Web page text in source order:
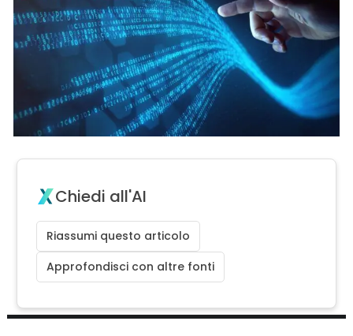
Chiedi all'AI
Riassumi questo articolo
Approfondisci con altre fonti